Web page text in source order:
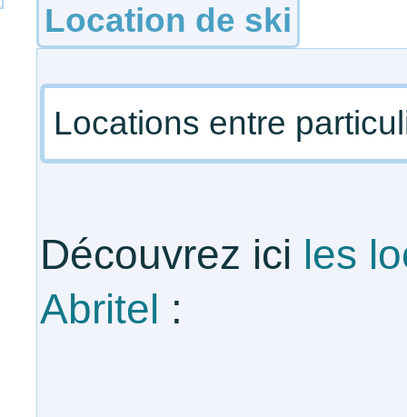
Location de ski
Locations entre
Découvrez ici les
Abritel :